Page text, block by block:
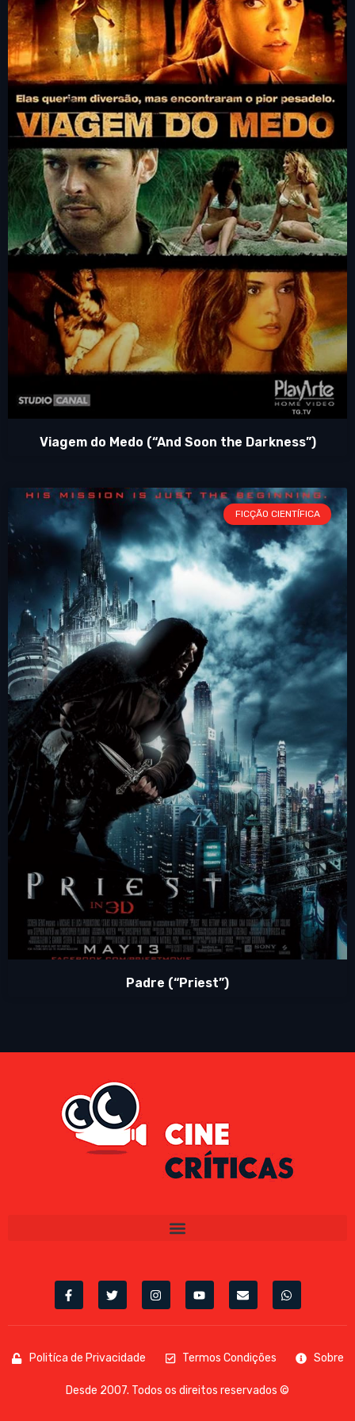
Viagem do Medo (“And Soon the Darkness”)
FICÇÃO CIENTÍFICA
Padre (“Priest”)
Politíca de Privacidade Termos Condições Sobre
Desde 2007. Todos os direitos reservados ©